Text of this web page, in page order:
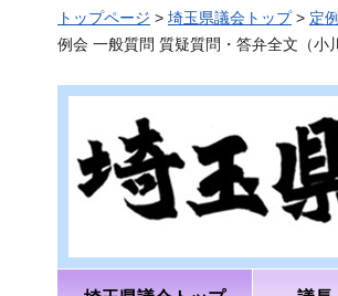
トップページ > 埼玉県議会トップ> 定
例会 一般質問 質疑質問・答弁全文（小